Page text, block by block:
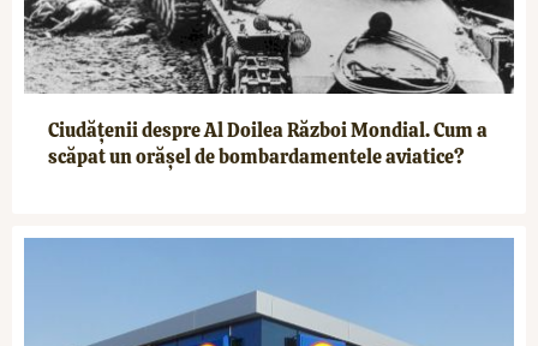
Ciudățenii despre Al Doilea Război Mondial. Cum a
scăpat un orășel de bombardamentele aviatice?